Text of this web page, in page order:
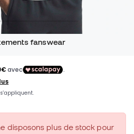
fanswear
disposons plus de stock pour